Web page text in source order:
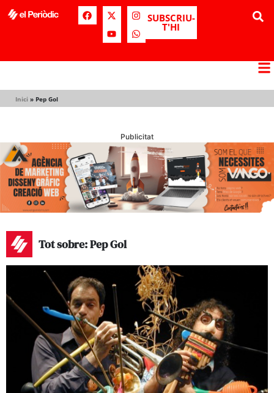
SUBSCRIU-
T'HI
Inici » Pep Gol
Publicitat
Tot sobre: Pep Gol